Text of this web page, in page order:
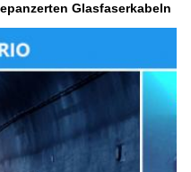
Glasfaserkabeln